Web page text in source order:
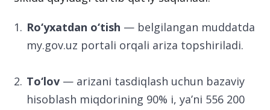
Ro‘yxatdan o‘tish — belgilangan muddatda
my.gov.uz portali orqali ariza topshiriladi.
To‘lov — arizani tasdiqlash uchun bazaviy
hisoblash miqdorining 90% i, ya’ni 556 200